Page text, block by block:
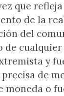
que
de la
del
de
y
de
moneda o